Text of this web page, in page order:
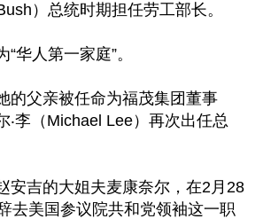
）总统时期担任劳工部长。
华人第一家庭”。
的父亲被任命为福茂集团董事
‧李（Michael Lee）再次出任总
安吉的大姐夫麦康奈尔，在2月28
去美国参议院共和党领袖这一职